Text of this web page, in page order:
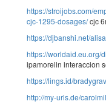
https://stroijobs.com/
cjc-1295-dosages/cjc
https://djbanshi.net/
https://worldaid.eu.org/
ipamorelin interaccion
https://lings.id/
http://my-urls.de/